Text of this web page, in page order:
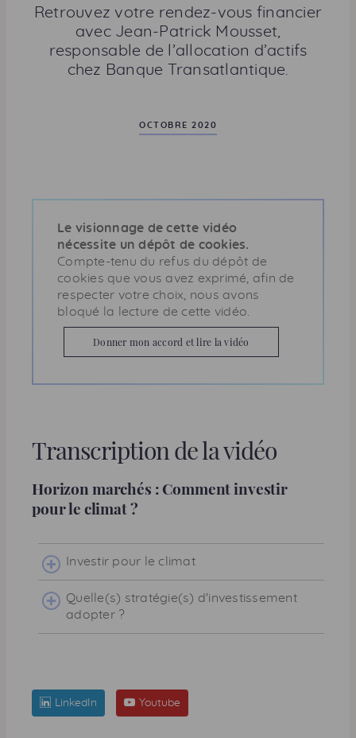
e
p
a
g
Retrouvez votre rendez-vous financier
avec Jean-Patrick Mousset,
responsable de l’allocation d’actifs
chez Banque Transatlantique.
OCTOBRE 2020
Le visionnage de cette vidéo
nécessite un dépôt de cookies.
Compte-tenu du refus du dépôt de
cookies que vous avez exprimé, afin de
respecter votre choix, nous avons
bloqué la lecture de cette vidéo.
Donner mon accord et lire la vidéo
Transcription de la vidéo
Horizon marchés : Comment investir
pour le climat ?
Investir pour le climat
Quelle(s) stratégie(s) d'investissement
adopter ?
LinkedIn Youtube